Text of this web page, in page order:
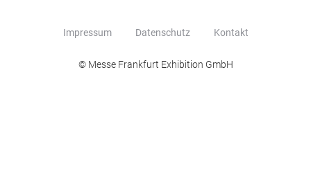
Impressum Datenschutz Kontakt
© Messe Frankfurt Exhibition GmbH